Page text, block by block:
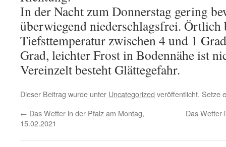
In der Nacht zum Donnerstag gering
überwiegend niederschlagsfrei. Örtlich
Tiefsttemperatur zwischen 4 und 1
Grad, leichter Frost in Bodennähe ist
Vereinzelt besteht Glättegefahr.
Dieser Beitrag wurde unter Uncategorized veröffentlicht. Setze
← Das Wetter in der Pfalz am Montag,
15.02.2021
Das Wetter